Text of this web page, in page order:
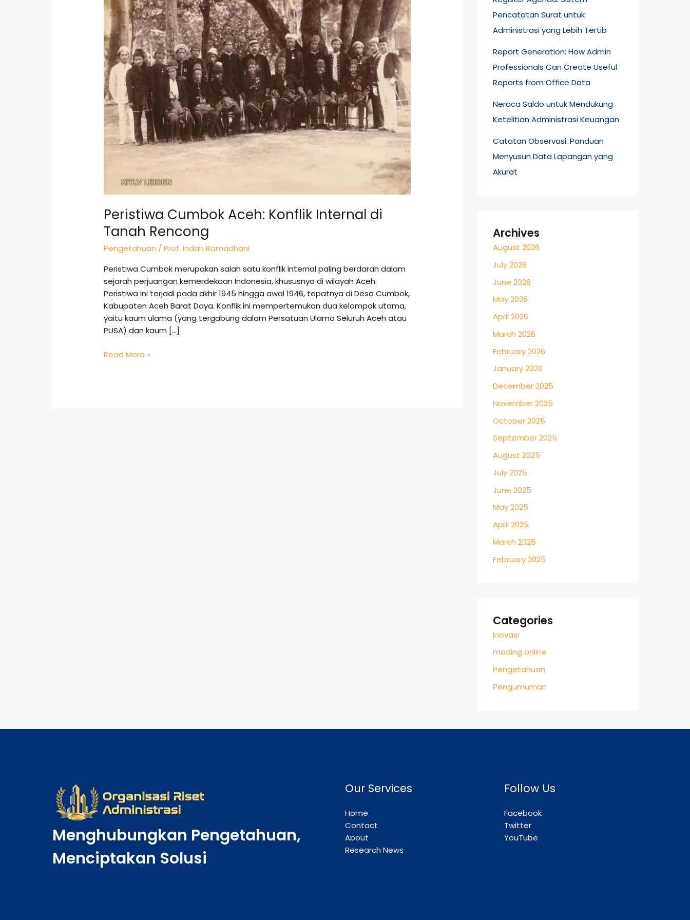
Peristiwa Cumbok Aceh: Konflik Internal di
Tanah Rencong
Pengetahuan /Prof. Indah Ramadhani
Peristiwa Cumbok merupakan salah satu konflik internal paling berdarah dalam
sejarah perjuangan kemerdekaan Indonesia, khususnya di wilayah Aceh.
Peristiwa ini terjadi pada akhir 1945 hingga awal 1946, tepatnya di Desa Cumbok,
Kabupaten Aceh Barat Daya. Konflik ini mempertemukan dua kelompok utama,
yaitu kaum ulama (yang tergabung dalam Persatuan Ulama Seluruh Aceh atau
PUSA) dan kaum […]
Konflik
Internal
di
Tanah
Rencong
Read More »
Pencatatan Surat untuk
Administrasi yang Lebih Tertib
Report Generation: How Admin
Professionals Can Create Useful
Reports from Office Data
Neraca Saldo untuk Mendukung
Ketelitian Administrasi Keuangan
Catatan Observasi: Panduan
Menyusun Data Lapangan yang
Akurat
Archives
August 2026
July 2026
June 2026
May 2026
April 2026
March 2026
February 2026
January 2026
December 2025
November 2025
October 2025
September 2025
August 2025
July 2025
June 2025
May 2025
April 2025
March 2025
February 2025
Categories
Inovasi
mading online
Pengetahuan
Pengumuman
Menghubungkan Pengetahuan,
Menciptakan Solusi
Our Services
Home
Contact
About
Research News
Follow Us
Facebook
Twitter
YouTube